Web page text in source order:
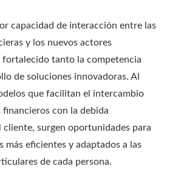
capacidad de interacción entre las
y los nuevos actores
fortalecido tanto la competencia
de soluciones innovadoras. Al
que facilitan el intercambio
financieros con la debida
surgen oportunidades para
más eficientes y adaptados a las
de cada persona.